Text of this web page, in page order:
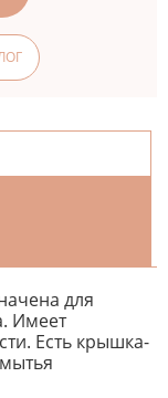
для
Имеет
Есть крышка-